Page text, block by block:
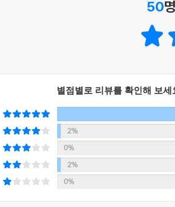
있다’는 희망이 아닌, ‘어떻게 해야 하는가’
국을 걸으며 깨달은 돈 되는 아파트의 비밀
공부는 존재의 발견이다]에서는 돈을 넘
특별한 이유
’에서 검증된 투자 기준: 이론이 아니라, 전
나 시작 가능한 현실 전략: 종잣돈으로 시
한 부동산 지식과 시장 흐름을 ‘입지’ 하나
다 중요한 변화, 투자를 넘어 삶의 태도와
50
별점별로 리뷰를 확인해 보세
2%
0%
2%
0%